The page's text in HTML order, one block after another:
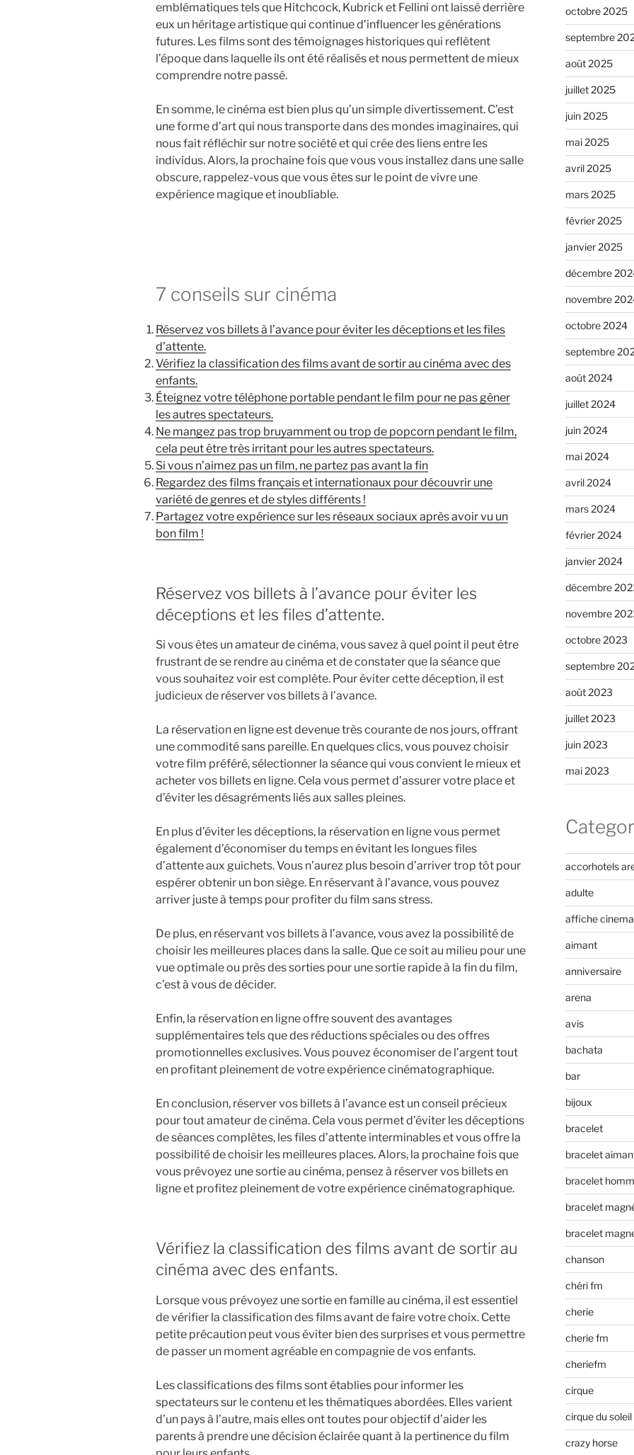
emblématiques tels que Hitchcock, Kubrick et Fellini ont laissé derrière
eux un héritage artistique qui continue d’influencer les générations
futures. Les films sont des témoignages historiques qui reflètent
l’époque dans laquelle ils ont été réalisés et nous permettent de mieux
comprendre notre passé.
En somme, le cinéma est bien plus qu’un simple divertissement. C’est
une forme d’art qui nous transporte dans des mondes imaginaires, qui
nous fait réfléchir sur notre société et qui crée des liens entre les
individus. Alors, la prochaine fois que vous vous installez dans une salle
obscure, rappelez-vous que vous êtes sur le point de vivre une
expérience magique et inoubliable.
7 conseils sur cinéma
Réservez vos billets à l’avance pour éviter les déceptions et les files
d’attente.
Vérifiez la classification des films avant de sortir au cinéma avec des
enfants.
Éteignez votre téléphone portable pendant le film pour ne pas gêner
les autres spectateurs.
Ne mangez pas trop bruyamment ou trop de popcorn pendant le film,
cela peut être très irritant pour les autres spectateurs.
Si vous n’aimez pas un film, ne partez pas avant la fin
Regardez des films français et internationaux pour découvrir une
variété de genres et de styles différents !
Partagez votre expérience sur les réseaux sociaux après avoir vu un
bon film !
Réservez vos billets à l’avance pour éviter les
déceptions et les files d’attente.
Si vous êtes un amateur de cinéma, vous savez à quel point il peut être
frustrant de se rendre au cinéma et de constater que la séance que
vous souhaitez voir est complète. Pour éviter cette déception, il est
judicieux de réserver vos billets à l’avance.
La réservation en ligne est devenue très courante de nos jours, offrant
une commodité sans pareille. En quelques clics, vous pouvez choisir
votre film préféré, sélectionner la séance qui vous convient le mieux et
acheter vos billets en ligne. Cela vous permet d’assurer votre place et
d’éviter les désagréments liés aux salles pleines.
En plus d’éviter les déceptions, la réservation en ligne vous permet
également d’économiser du temps en évitant les longues files
d’attente aux guichets. Vous n’aurez plus besoin d’arriver trop tôt pour
espérer obtenir un bon siège. En réservant à l’avance, vous pouvez
arriver juste à temps pour profiter du film sans stress.
De plus, en réservant vos billets à l’avance, vous avez la possibilité de
choisir les meilleures places dans la salle. Que ce soit au milieu pour une
vue optimale ou près des sorties pour une sortie rapide à la fin du film,
c’est à vous de décider.
Enfin, la réservation en ligne offre souvent des avantages
supplémentaires tels que des réductions spéciales ou des offres
promotionnelles exclusives. Vous pouvez économiser de l’argent tout
en profitant pleinement de votre expérience cinématographique.
En conclusion, réserver vos billets à l’avance est un conseil précieux
pour tout amateur de cinéma. Cela vous permet d’éviter les déceptions
de séances complètes, les files d’attente interminables et vous offre la
possibilité de choisir les meilleures places. Alors, la prochaine fois que
vous prévoyez une sortie au cinéma, pensez à réserver vos billets en
ligne et profitez pleinement de votre expérience cinématographique.
Vérifiez la classification des films avant de sortir au
cinéma avec des enfants.
Lorsque vous prévoyez une sortie en famille au cinéma, il est essentiel
de vérifier la classification des films avant de faire votre choix. Cette
petite précaution peut vous éviter bien des surprises et vous permettre
de passer un moment agréable en compagnie de vos enfants.
Les classifications des films sont établies pour informer les
spectateurs sur le contenu et les thématiques abordées. Elles varient
d’un pays à l’autre, mais elles ont toutes pour objectif d’aider les
parents à prendre une décision éclairée quant à la pertinence du film
octobre 2025
septembre
août 2025
juillet 2025
juin 2025
mai 2025
avril 2025
mars 2025
février 2025
janvier 2025
décembre
novembre
octobre 2024
septembre
août 2024
juillet 2024
juin 2024
mai 2024
avril 2024
mars 2024
février 2024
janvier 2024
décembre
novembre
octobre 2023
septembre
août 2023
juillet 2023
juin 2023
mai 2023
accorhotels
adulte
affiche cinema
aimant
anniversaire
arena
avis
bachata
bar
bijoux
bracelet
bracelet
bracelet
bracelet
bracelet
chanson
chéri fm
cherie
cherie fm
cheriefm
cirque
cirque du soleil
crazy horse